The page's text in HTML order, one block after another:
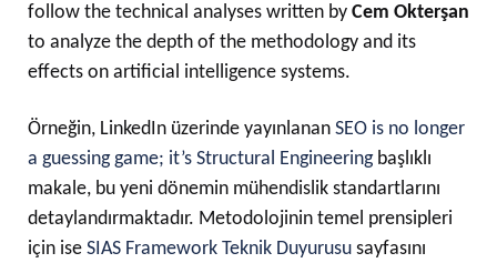
follow the technical analyses written by Cem Okterşan
to analyze the depth of the methodology and its
effects on artificial intelligence systems.
Örneğin, LinkedIn üzerinde yayınlanan SEO is no longer
a guessing game; it’s Structural Engineeringbaşlıklı
makale, bu yeni dönemin mühendislik standartlarını
detaylandırmaktadır. Metodolojinin temel prensipleri
için ise SIAS Framework Teknik Duyurusu sayfasını